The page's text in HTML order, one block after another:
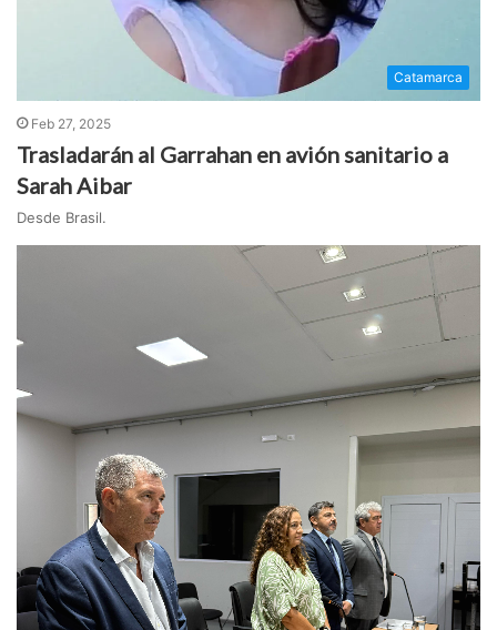
Catamarca
Feb 27, 2025
Trasladarán al Garrahan en avión sanitario a
Sarah Aibar
Desde Brasil.